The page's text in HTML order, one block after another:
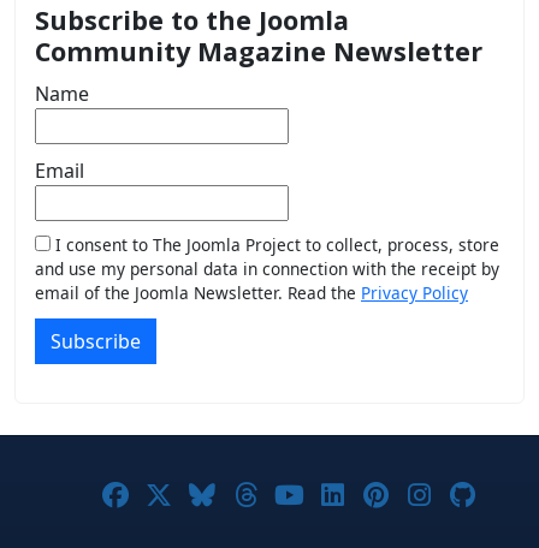
Subscribe to the Joomla
Community Magazine Newsletter
Name
Email
I consent to The Joomla Project to collect, process, store
and use my personal data in connection with the receipt by
email of the Joomla Newsletter. Read the Privacy Policy
Subscribe
Joomla! on Facebook
Joomla! on X
Joomla! on Bluesky
Joomla! on Threads
Joomla! on
Joomla! on
Joomla! on
Joomla!